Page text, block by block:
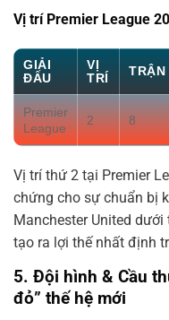
Vị trí Premier League
GIẢI
ĐẤU
VỊ
TRÍ
TRẬN
Premier
League
2 8
Vị trí thứ 2 tại Premier
chứng cho sự chuẩn bị
Manchester United dưới
tạo ra lợi thế nhất định
5. Đội hình & Cầu
đỏ” thế hệ mới